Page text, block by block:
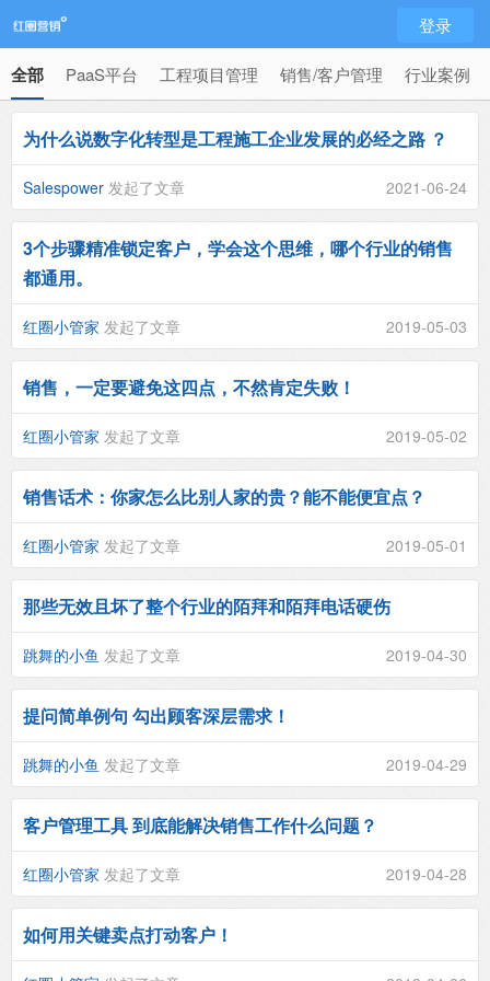
登录
全部 PaaS平台 工程项目管理 销售/客户管理 行业案例
为什么说数字化转型是工程施工企业发展的必经之路 ？
Salespower 发起了文章 2021-06-24
3个步骤精准锁定客户，学会这个思维，哪个行业的销售
都通用。
红圈小管家 发起了文章 2019-05-03
销售，一定要避免这四点，不然肯定失败！
红圈小管家 发起了文章 2019-05-02
销售话术：你家怎么比别人家的贵？能不能便宜点？
红圈小管家 发起了文章 2019-05-01
那些无效且坏了整个行业的陌拜和陌拜电话硬伤
跳舞的小鱼 发起了文章 2019-04-30
提问简单例句 勾出顾客深层需求！
跳舞的小鱼 发起了文章 2019-04-29
客户管理工具 到底能解决销售工作什么问题？
红圈小管家 发起了文章 2019-04-28
如何用关键卖点打动客户！